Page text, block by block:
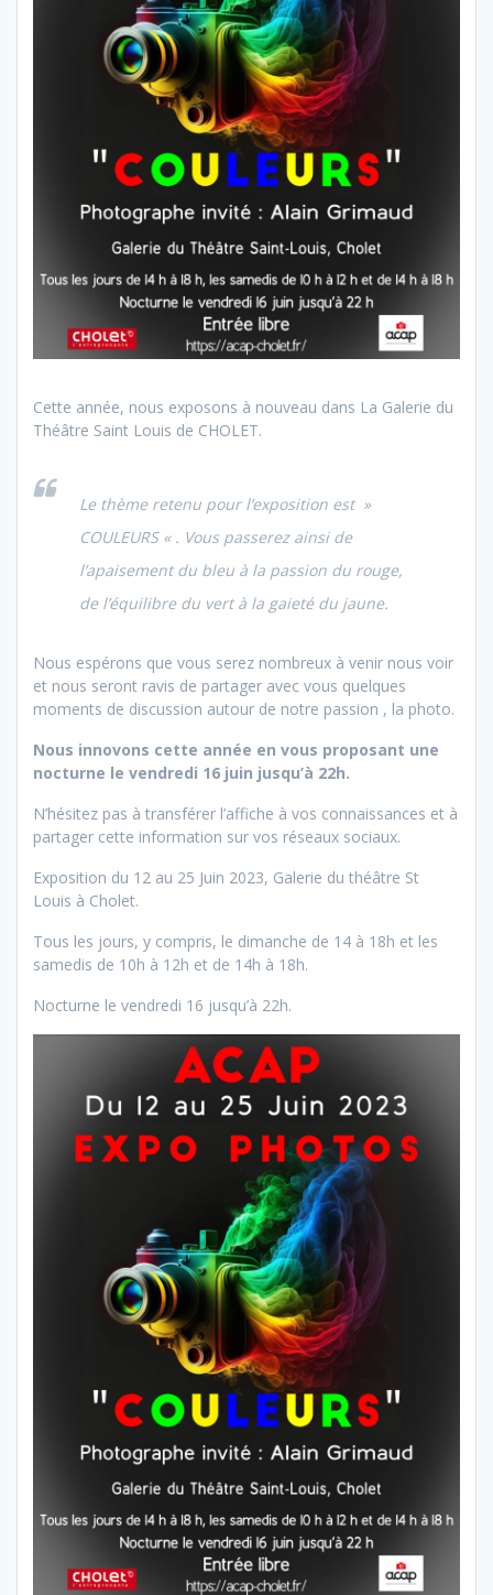
Cette année, nous exposons à nouveau dans La Galerie du
Théâtre Saint Louis de CHOLET.
Le thème retenu pour l’exposition est »
COULEURS « . Vous passerez ainsi de
l’apaisement du bleu à la passion du rouge,
de l’équilibre du vert à la gaieté du jaune.
Nous espérons que vous serez nombreux à venir nous voir
et nous seront ravis de partager avec vous quelques
moments de discussion autour de notre passion , la photo.
Nous innovons cette année en vous proposant une
nocturne le vendredi 16 juin jusqu’à 22h.
N’hésitez pas à transférer l’affiche à vos connaissances et à
partager cette information sur vos réseaux sociaux.
Exposition du 12 au 25 Juin 2023, Galerie du théâtre St
Louis à Cholet.
Tous les jours, y compris, le dimanche de 14 à 18h et les
samedis de 10h à 12h et de 14h à 18h.
Nocturne le vendredi 16 jusqu’à 22h.